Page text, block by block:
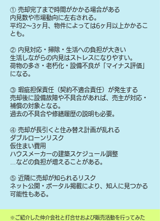
① 売却完了まで時間がかかる場合がある
内見数や市場動向に左右される。
平均2〜3ヶ月、物件によっては6ヶ月以上かかるこ
とも。
② 内見対応・掃除・生活への負担が大きい
生活しながらの内見はストレスになりやすい。
荷物の多さ・老朽化・設備不良が「マイナス評価」
になる。
③ 瑕疵担保責任（契約不適合責任）が発生する
売却後に設備故障や不具合があれば、売主が対応・
補償の対象となる。
過去の不具合や修繕履歴の説明も必要。
④ 売却が長引くと住み替え計画が乱れる
ダブルローンリスク
仮住まい費用
ハウスメーカーの建築スケジュール調整
…などの負担が増えることがある。
⑤ 近隣に売却が知られるリスク
ネット公開・ポータル掲載により、知人に見つかる
可能性もある。
​※ご紹介した仲介会社と打合せおよび販売活動を行ってみた